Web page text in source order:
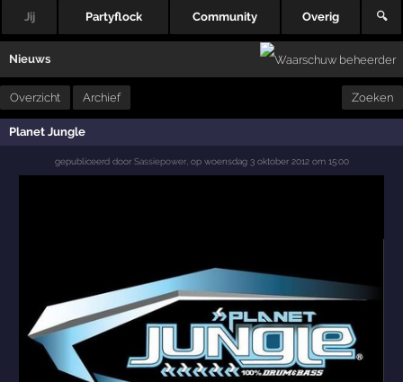
Jij Partyflock Community Overig 🔍
Nieuws
Overzicht Archief Zoeken
Planet Jungle
gepubliceerd door Sassiepower, op woensdag 3 oktober 2012 om 15:00